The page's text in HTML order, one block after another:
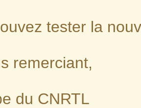
tester la
remerciant,
du CNRTL